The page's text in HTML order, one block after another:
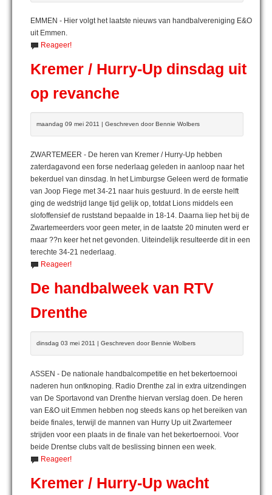
EMMEN - Hier volgt het laatste nieuws van handbalvereniging E&O
uit Emmen.
Reageer!
Kremer / Hurry-Up dinsdag uit
op revanche
maandag 09 mei 2011 | Geschreven door Bennie Wolbers
ZWARTEMEER - De heren van Kremer / Hurry-Up hebben
zaterdagavond een forse nederlaag geleden in aanloop naar het
bekerduel van dinsdag. In het Limburgse Geleen werd de formatie
van Joop Fiege met 34-21 naar huis gestuurd. In de eerste helft
ging de wedstrijd lange tijd gelijk op, totdat Lions middels een
slofoffensief de ruststand bepaalde in 18-14. Daarna liep het bij de
Zwartemeerders voor geen meter, in de laatste 20 minuten werd er
maar ??n keer het net gevonden. Uiteindelijk resulteerde dit in een
terechte 34-21 nederlaag.
Reageer!
De handbalweek van RTV
Drenthe
dinsdag 03 mei 2011 | Geschreven door Bennie Wolbers
ASSEN - De nationale handbalcompetitie en het bekertoernooi
naderen hun ontknoping. Radio Drenthe zal in extra uitzendingen
van De Sportavond van Drenthe hiervan verslag doen. De heren
van E&O uit Emmen hebben nog steeds kans op het bereiken van
beide finales, terwijl de mannen van Hurry Up uit Zwartemeer
strijden voor een plaats in de finale van het bekertoernooi. Voor
beide Drentse clubs valt de beslissing binnen een week.
Reageer!
Kremer / Hurry-Up wacht